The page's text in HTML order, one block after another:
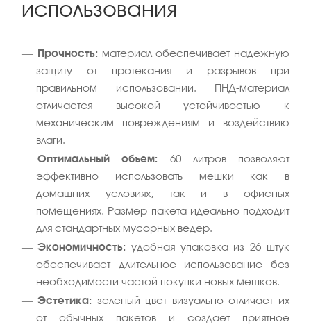
использования
Прочность: материал обеспечивает надежную
защиту от протекания и разрывов при
правильном использовании. ПНД-материал
отличается высокой устойчивостью к
механическим повреждениям и воздействию
влаги.
Оптимальный объем: 60 литров позволяют
эффективно использовать мешки как в
домашних условиях, так и в офисных
помещениях. Размер пакета идеально подходит
для стандартных мусорных ведер.
Экономичность: удобная упаковка из 26 штук
обеспечивает длительное использование без
необходимости частой покупки новых мешков.
Эстетика: зеленый цвет визуально отличает их
от обычных пакетов и создает приятное